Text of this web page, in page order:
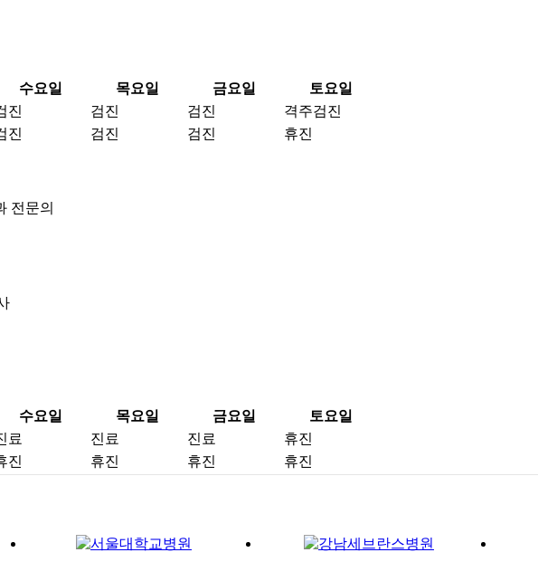
수요일 목요일 금요일
토요일
진 검진 검진
격주검진
진 검진 검진 휴진
전문의
수요일 목요일 금요일
토요일
료 진료 진료
휴진
진 휴진 휴진 휴진